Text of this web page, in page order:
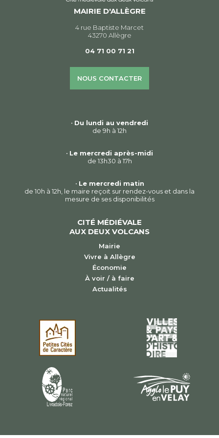
MAIRIE D'ALLÈGRE
4 rue Baptiste Marcet
43270 Allègre
04 71 00 71 21
NOUS CONTACTER
• Du lundi au vendredi
de 9h à 12h
• Le mercredi après-midi
de 13h30 à 17h
• Le mercredi matin
de 10h à 12h, le maire reçoit sur rendez-vous et dans la
mesure de ses disponibilités
CITÉ MÉDIÉVALE
AUX DEUX VOLCANS
Mairie
Vivre à Allègre
Économie
À voir / à faire
Actualités